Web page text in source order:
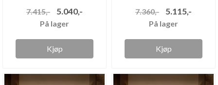
7.415,- 5.040,-
På lager
Kjøp
7.360,- 5.115,-
På lager
Kjøp